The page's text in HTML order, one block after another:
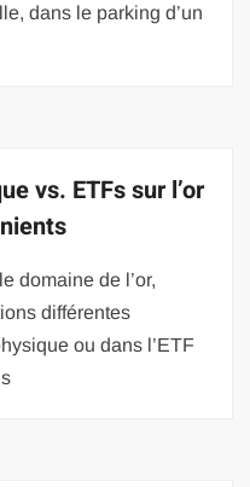
dans le parking d’un
vs. ETFs sur l’or
domaine de l’or,
différentes
ou dans l’ETF